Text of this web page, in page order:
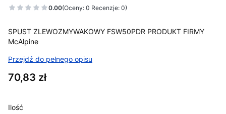
0.00(Oceny: 0 Recenzje: 0)
SPUST ZLEWOZMYWAKOWY FSW50PDR PRODUKT FIRMY
McAlpine
Przejdź do pełnego opisu
Cena
70,83 zł
Ilość